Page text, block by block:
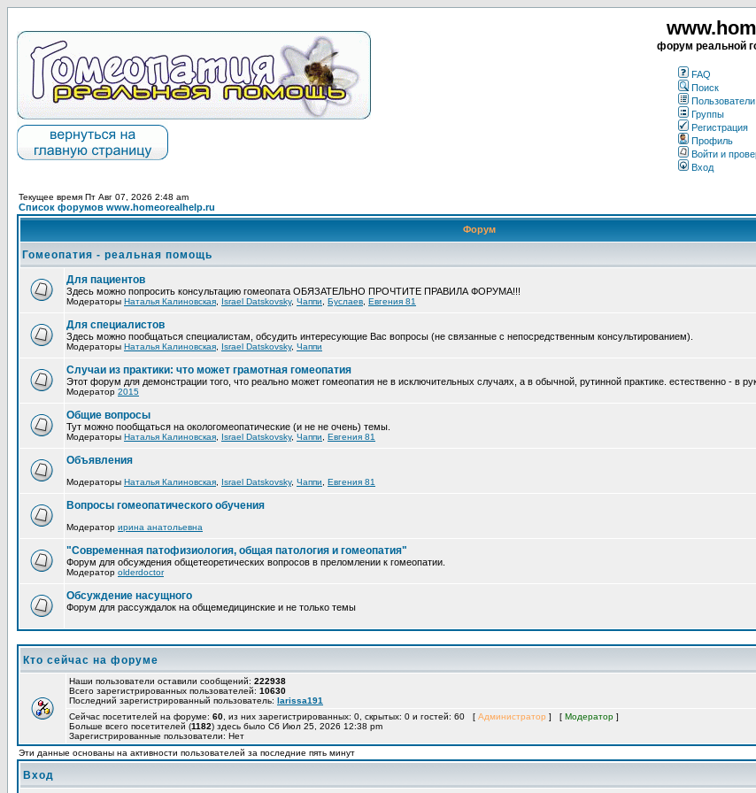
форум реальной
FAQ
Поиск
Пользователи
Группы
Регистрация
Профиль
Войти и
Вход
Текущее время Пт Авг 07, 2026 2:48 am
Список форумов www.homeorealhelp.ru
Форум
Гомеопатия - реальная помощь
Для пациентов
Здесь можно попросить консультацию гомеопата ОБЯЗАТЕЛЬНО ПРОЧТИТЕ ПРАВИЛА ФОРУМА!!!
Модераторы Наталья Калиновская Israel Datskovsky, Чаппи Буслаев Евгения 81
Для специалистов
Здесь можно пообщаться специалистам, обсудить интересующие Вас вопросы (не связанные с непосредственным консультированием).
Модераторы Наталья Калиновская Israel Datskovsky, Чаппи
Случаи из практики: что может грамотная гомеопатия
Этот форум для демонстрации того, что реально может гомеопатия не в исключительных случаях, а в обычной, рутинной практике. естественно - в
Модератор 2015
Общие вопросы
Тут можно пообщаться на окологомеопатические (и не не очень) темы.
Модераторы Наталья Калиновская Israel Datskovsky, Чаппи Евгения 81
Объявления
Модераторы Наталья Калиновская Israel Datskovsky, Чаппи Евгения 81
Вопросы гомеопатического обучения
Модератор ирина анатольевна
"Современная патофизиология, общая патология и гомеопатия"
Форум для обсуждения общетеоретических вопросов в преломлении к гомеопатии.
Модератор olderdoctor
Обсуждение насущного
Форум для рассуждалок на общемедицинские и не только темы
Кто сейчас на форуме
Наши пользователи оставили сообщений: 222938
Всего зарегистрированных пользователей: 10630
Последний зарегистрированный пользователь: larissa191
Сейчас посетителей на форуме: 60 , из них зарегистрированных: 0, скрытых: 0 и гостей: 60 [ Администратор ] [ Модератор ]
Больше всего посетителей (1182) здесь было Сб Июл 25, 2026 12:38 pm
Зарегистрированные пользователи: Нет
Эти данные основаны на активности пользователей за последние пять минут
Вход